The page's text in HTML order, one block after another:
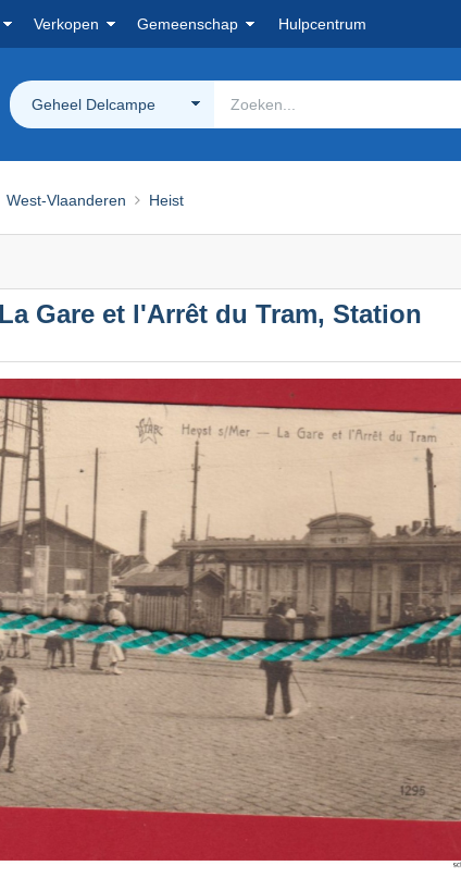
Verkopen Gemeenschap Hulpcentrum
Geheel Delcampe
West-Vlaanderen Heist
Gare et l'Arrêt du Tram, Station